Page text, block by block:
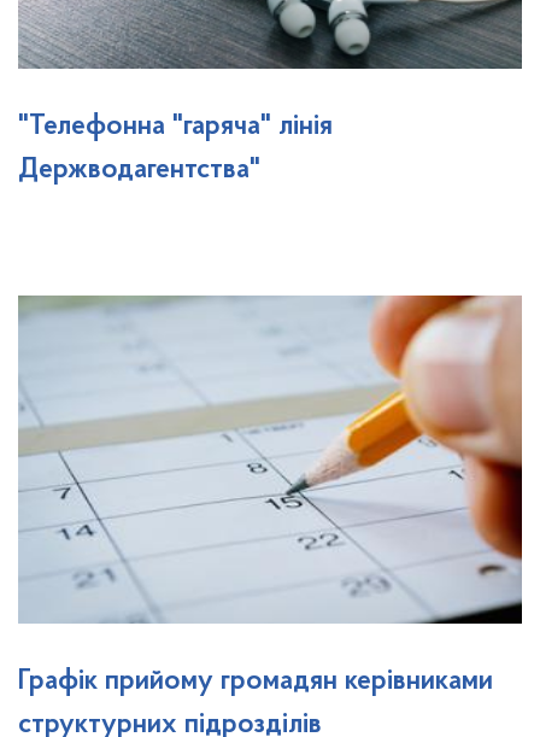
"Телефонна "гаряча" лінія
Держводагентства"
Графік прийому громадян керівниками
структурних підрозділів